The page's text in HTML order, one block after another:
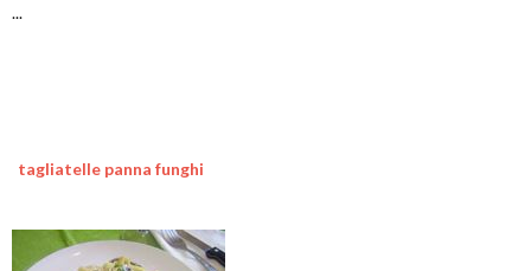
...
tagliatelle panna funghi